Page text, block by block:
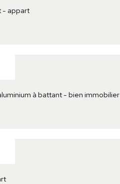
- appart
à battant - bien immobilier